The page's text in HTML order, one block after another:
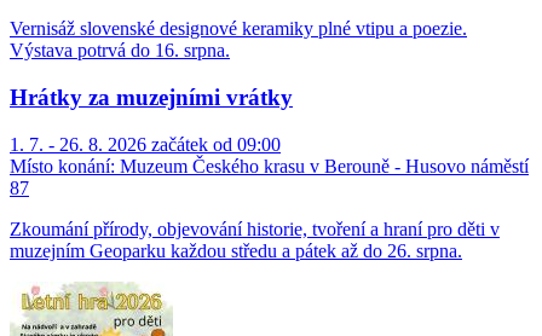
Vernisáž slovenské designové keramiky plné vtipu a poezie.
Výstava potrvá do 16. srpna.
Hrátky za muzejními vrátky
1. 7. - 26. 8. 2026 začátek od 09:00
Místo konání: Muzeum Českého krasu v Berouně - Husovo náměstí
87
Zkoumání přírody, objevování historie, tvoření a hraní pro děti v
muzejním Geoparku každou středu a pátek až do 26. srpna.